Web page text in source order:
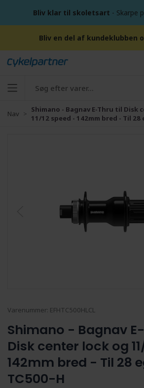
Bliv klar til skoletsart - Skarpe
Bliv en del af kundeklubben
Nav
Shimano - Bagnav E-Thru til Disk
11/12 speed - 142mm bred - Til 28
Varenummer: EFHTC500HLCL
Shimano - Bagnav
Disk center lock og
142mm bred - Til 28
TC500-H